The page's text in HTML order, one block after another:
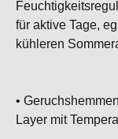
für aktive Tage,
kühleren
•
Layer mit